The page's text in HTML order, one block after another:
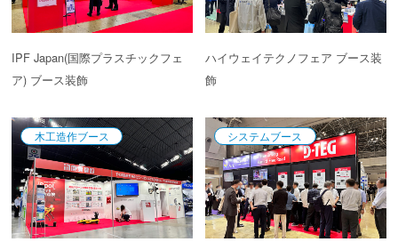
IPF Japan(国際プラスチックフェ
ア) ブース装飾
ハイウェイテクノフェア ブース装
飾
木工造作ブース システムブース